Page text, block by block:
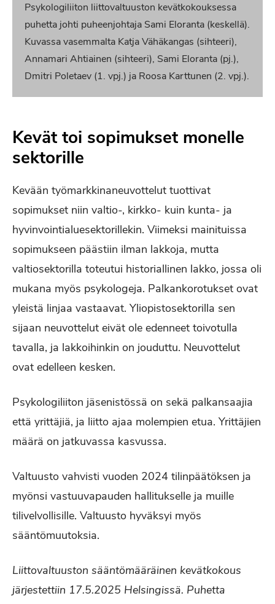
Psykologiliiton liittovaltuuston kevätkokouksessa
puhetta johti puheenjohtaja Sami Eloranta (keskellä).
Kuvassa vasemmalta Katja Vähäkangas (sihteeri),
Annamari Ahtiainen (sihteeri), Sami Eloranta (pj.),
Dmitri Poletaev (1. vpj.) ja Roosa Karttunen (2. vpj.).
Kevät toi sopimukset monelle
sektorille
Kevään työmarkkinaneuvottelut tuottivat
sopimukset niin valtio-, kirkko- kuin kunta- ja
hyvinvointialuesektorillekin. Viimeksi mainituissa
sopimukseen päästiin ilman lakkoja, mutta
valtiosektorilla toteutui historiallinen lakko, jossa oli
mukana myös psykologeja. Palkankorotukset ovat
yleistä linjaa vastaavat. Yliopistosektorilla sen
sijaan neuvottelut eivät ole edenneet toivotulla
tavalla, ja lakkoihinkin on jouduttu. Neuvottelut
ovat edelleen kesken.
Psykologiliiton jäsenistössä on sekä palkansaajia
että yrittäjiä, ja liitto ajaa molempien etua. Yrittäjien
määrä on jatkuvassa kasvussa.
Valtuusto vahvisti vuoden 2024 tilinpäätöksen ja
myönsi vastuuvapauden hallitukselle ja muille
tilivelvollisille. Valtuusto hyväksyi myös
sääntömuutoksia.
Liittovaltuuston sääntömääräinen kevätkokous
järjestettiin 17.5.2025 Helsingissä. Puhetta